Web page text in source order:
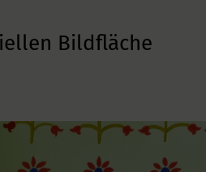
Bildfläche